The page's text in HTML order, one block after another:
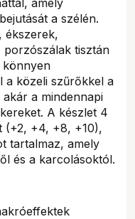
a szélén.
ékszerek,
tisztán
könnyen
a közeli szűrőkkel a
a mindennapi
A készlet 4
(+2, +4, +8, +10),
tartalmaz, amely
és a karcolásoktól.